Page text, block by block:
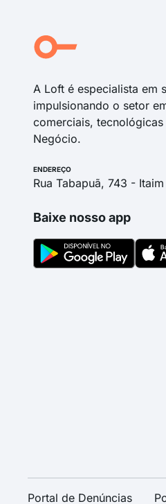
A Loft é especialista em
impulsionando o setor
comerciais,
Negócio.
ENDEREÇO
Rua Tabapuã, 743 -
Baixe nosso app
Portal de Denúncias